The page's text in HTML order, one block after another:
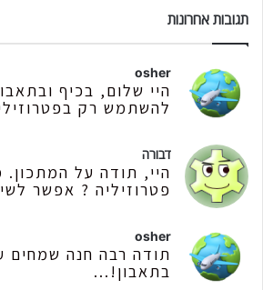
תגובות אחרונות
osher
היי שלום, בכיף
להשתמש רק
דבורה
היי, תודה על המתכון.
פטרוזיליה ? אפשר
osher
תודה רבה חנה שמחים
בתאבון!...